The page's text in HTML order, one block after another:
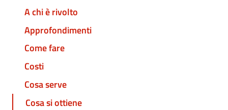
A chi è rivolto
Approfondimenti
Come fare
Costi
Cosa serve
Cosa si ottiene